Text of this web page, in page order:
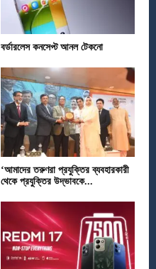
বর্ডারলেস কনসেপ্ট আনল টেকনো
‘আমাদের তরুণরা প্রযুক্তির ব্যবহারকারী
থেকে প্রযুক্তির উদ্ভাবকে...